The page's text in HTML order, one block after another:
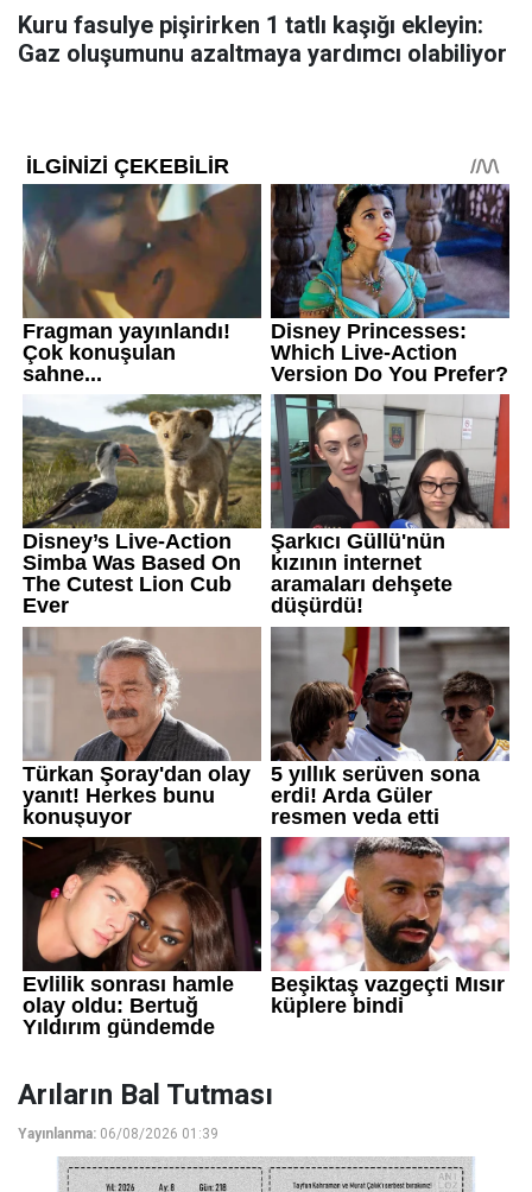
Kuru fasulye pişirirken 1 tatlı kaşığı ekleyin:
Gaz oluşumunu azaltmaya yardımcı olabiliyor
Arıların Bal Tutması
Yayınlanma: 06/08/2026 01:39